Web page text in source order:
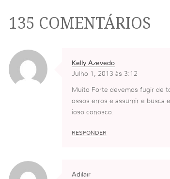
135 COMENTÁRIOS
Kelly Azevedo
Julho 1, 2013 às 3:12
Muito Forte devemos fugir de
ossos erros e assumir e busca
ioso conosco.
RESPONDER
Adilair